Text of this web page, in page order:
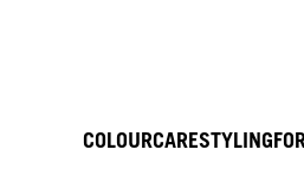
COLOURCARESTYLING